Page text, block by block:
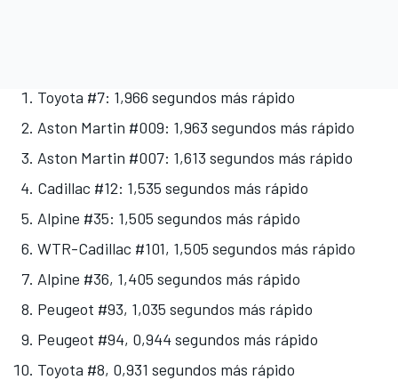
Toyota #7: 1,966 segundos más rápido
Aston Martin #009: 1,963 segundos más rápido
Aston Martin #007: 1,613 segundos más rápido
Cadillac #12: 1,535 segundos más rápido
Alpine #35: 1,505 segundos más rápido
WTR-Cadillac #101, 1,505 segundos más rápido
Alpine #36, 1,405 segundos más rápido
Peugeot #93, 1,035 segundos más rápido
Peugeot #94, 0,944 segundos más rápido
Toyota #8, 0,931 segundos más rápido